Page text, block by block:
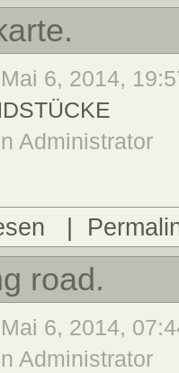
6, 2014,
Administrator
|
road.
6, 2014,
Administrator